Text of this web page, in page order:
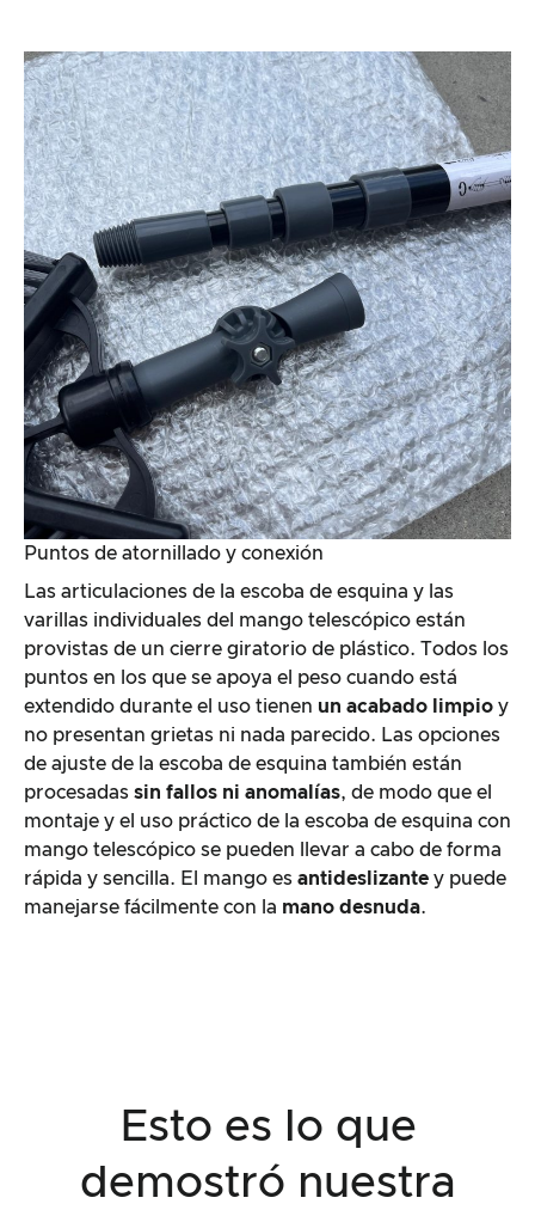
Puntos de atornillado y conexión
Las articulaciones de la escoba de esquina y las
varillas individuales del mango telescópico están
provistas de un cierre giratorio de plástico. Todos los
puntos en los que se apoya el peso cuando está
extendido durante el uso tienen un acabado limpio y
no presentan grietas ni nada parecido. Las opciones
de ajuste de la escoba de esquina también están
procesadas sin fallos ni anomalías, de modo que el
montaje y el uso práctico de la escoba de esquina con
mango telescópico se pueden llevar a cabo de forma
rápida y sencilla. El mango es antideslizante y puede
manejarse fácilmente con la mano desnuda.
Esto es lo que
demostró nuestra